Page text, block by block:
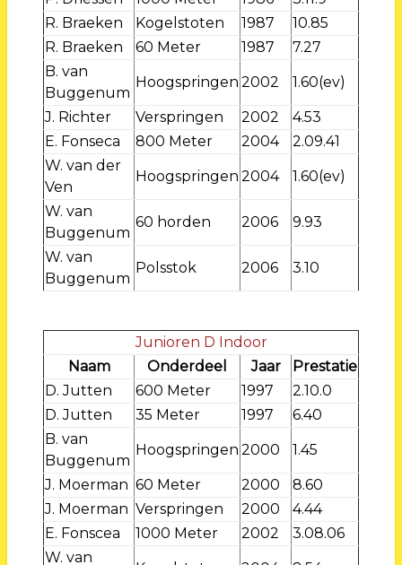
R. Braeken
Kogelstoten 1987
10.85
R. Braeken
60 Meter 1987
7.27
B. van
Buggenum
Hoogspringen 2002 1.60(ev)
J. Richter Verspringen 2002
4.53
E. Fonseca
800 Meter 2004
2.09.41
W. van der
Ven
Hoogspringen 2004 1.60(ev)
W. van
Buggenum
60 horden 2006 9.93
W. van
Buggenum
Polsstok 2006 3.10
Junioren D Indoor
Naam
Onderdeel Jaar
Prestatie
D. Jutten
600 Meter 1997
2.10.0
D. Jutten
35 Meter 1997
6.40
B. van
Buggenum
Hoogspringen 2000 1.45
J. Moerman 60 Meter 2000
8.60
J. Moerman Verspringen 2000
4.44
E. Fonscea
1000 Meter 2002
3.08.06
W. van